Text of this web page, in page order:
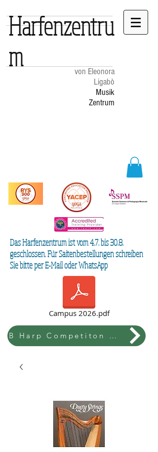
von Eleonora
Ligabò
Musik
Zentrum
Harfenzentru
m
Das Harfenzentrum ist vom 4.7. bis 30.8.
geschlossen. Für Saitenbestellungen schreiben
Sie bitte per E-Mail oder WhatsApp
Campus 2026.pdf
B Harp Competiton & Festival